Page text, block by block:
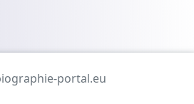
portal.eu